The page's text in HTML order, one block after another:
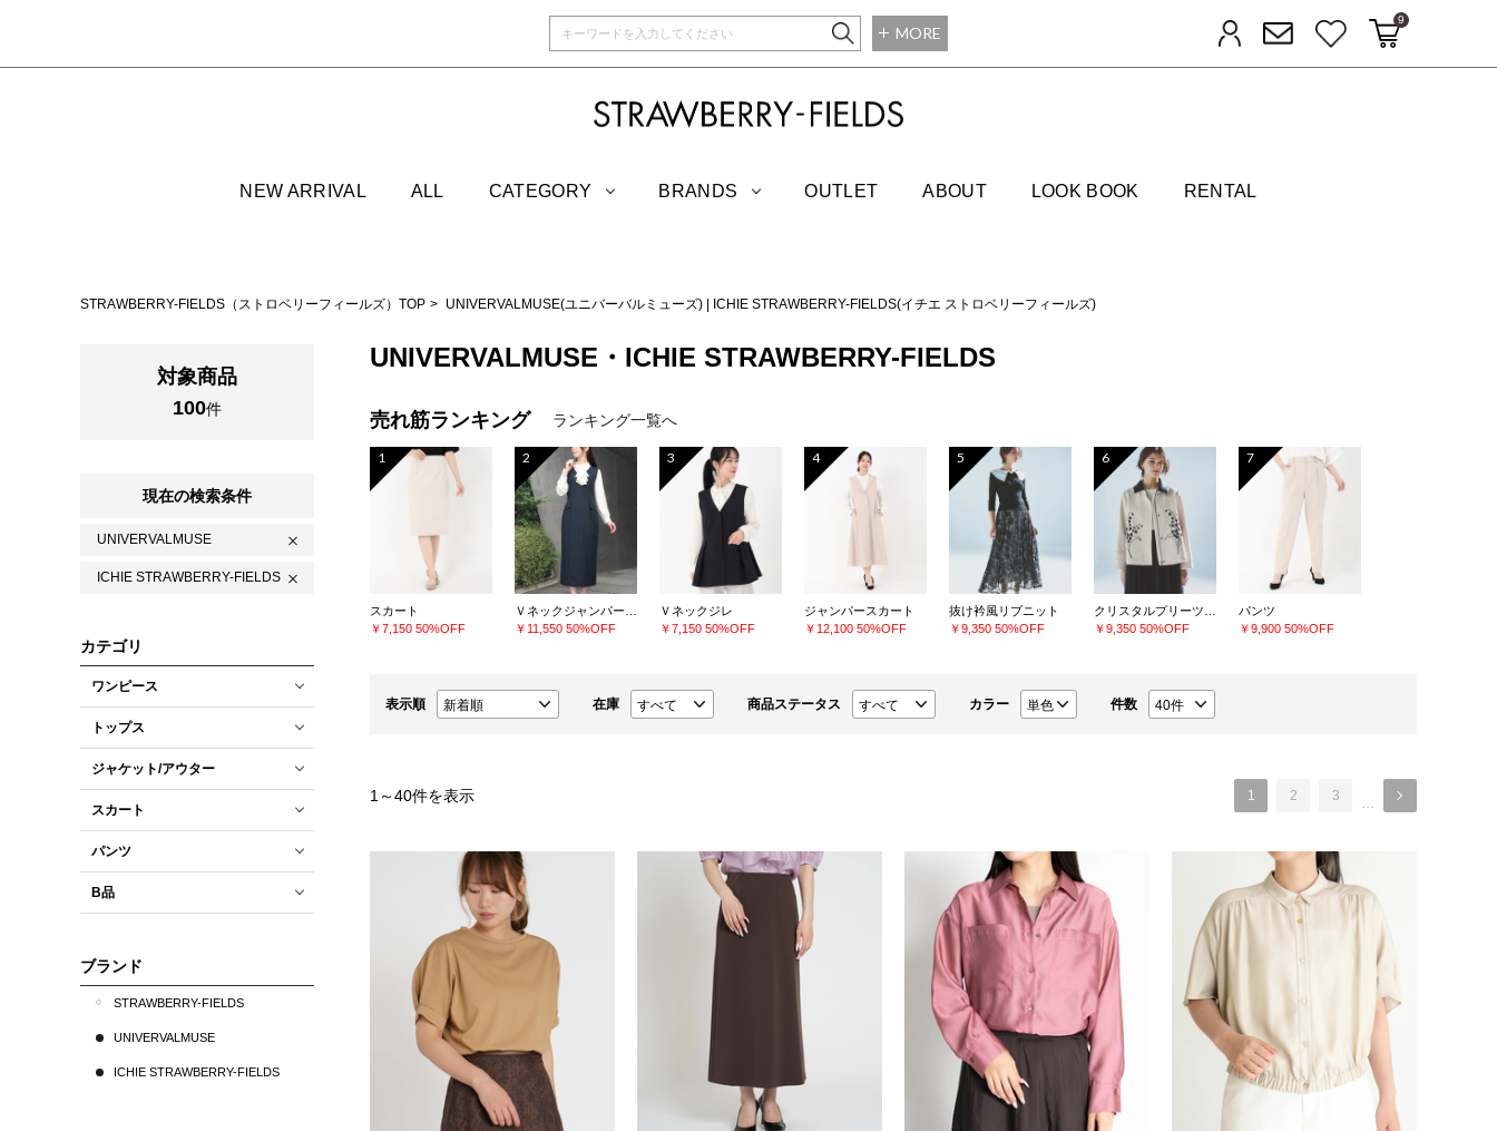
MORE ログイン メルマガ登録お気に入りカートに入れる
9
NEW ARRIVAL ALL CATEGORY BRANDS OUTLET ABOUT LOOK BOOK RENTAL
STRAWBERRY-FIELDS（ストロベリーフィールズ）TOP UNIVERVALMUSE(ユニバーバルミューズ) ICHIE STRAWBERRY-FIELDS(イチエ ストロベリーフィールズ)
対象商品
100件
現在の検索条件
UNIVERVALMUSE
ICHIE STRAWBERRY-FIELDS
カテゴリ
ワンピース
トップス
ジャケット/アウター
スカート
パンツ
B品
ブランド
STRAWBERRY-FIELDS
UNIVERVALMUSE
ICHIE STRAWBERRY-FIELDS
UNIVERVALMUSE・ICHIE STRAWBERRY-FIELDS
売れ筋ランキング ランキング一覧へ
1
スカート
￥7,150 50%OFF
2
￥11,550 50%OFF
3
Ｖネックジレ
￥7,150 50%OFF
4
ジャンパースカート
￥12,100 50%OFF
5
抜け衿風リブニット
￥9,350 50%OFF
6
￥9,350 50%OFF
7
パンツ
￥9,900 50%OFF
表示順 在庫 商品ステータス カラー 件数
1 ～40件を表示 1 2 3 …